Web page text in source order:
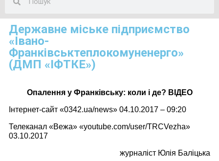
Державне міське підприємство
«Івано-
Франківськтеплокомуненерго»
(ДМП «ІФТКЕ»)
Опалення у Франківську: коли і де? ВІДЕО
Інтернет-сайт «0342.ua/news» 04.10.2017 – 09:20
Телеканал «Вежа» «youtube.com/user/TRCVezha»
03.10.2017
журналіст Юлія Баліцька